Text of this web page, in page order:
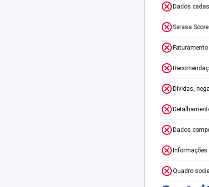
Dados
Serasa
Dívidas,
Dados
Informações
Quadro